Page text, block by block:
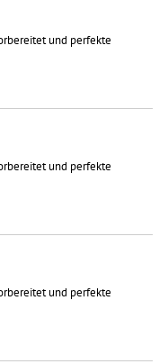
und perfekte
und perfekte
und perfekte